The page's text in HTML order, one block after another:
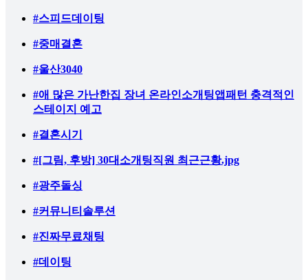
#스피드데이팅
#중매결혼
#울산3040
#애 많은 가난한집 장녀 온라인소개팅앱패턴 충격적인
스테이지 예고
#결혼시기
#[그림, 후방] 30대소개팅직원 최근근황.jpg
#광주돌싱
#커뮤니티솔루션
#진짜무료채팅
#데이팅